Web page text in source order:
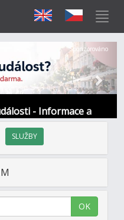
- Informace a
Další
Sponzorováno
SLUŽBY
OK